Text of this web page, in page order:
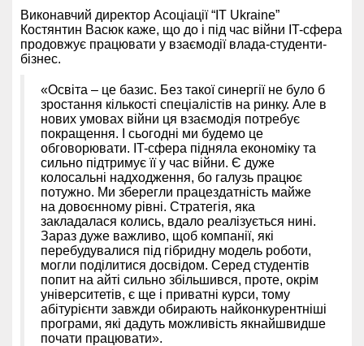
Виконавчий директор Асоціації “IT Ukraine”
Костянтин Васюк каже, що до і під час війни IT-сфера
продовжує працювати у взаємодії влада-студенти-
бізнес.
«Освіта – це базис. Без такої синергії не було б
зростання кількості спеціалістів на ринку. Але в
нових умовах війни ця взаємодія потребує
покращення. І сьогодні ми будемо це
обговорювати. IT-сфера підняла економіку та
сильно підтримує її у час війни. Є дуже
колосальні надходження, бо галузь працює
потужно. Ми зберегли працездатність майже
на довоєнному рівні. Стратегія, яка
закладалася колись, вдало реалізується нині.
Зараз дуже важливо, щоб компанії, які
перебудувалися під гібридну модель роботи,
могли поділитися досвідом. Серед студентів
попит на айті сильно збільшився, проте, окрім
університетів, є ще і приватні курси, тому
абітурієнти завжди обирають найконкурентніші
програми, які дадуть можливість якнайшвидше
почати працювати».